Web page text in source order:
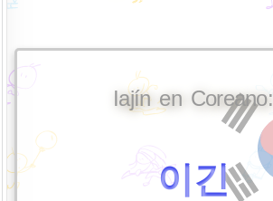
Iajín en Coreano:
이긴